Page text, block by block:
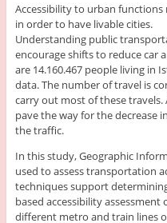
Accessibility to urban
in order to have livable cities.
Understanding public
encourage shifts to reduce car
are 14.160.467 people living in
data. The number of travel is
carry out most of these
pave the way for the decrease
the traffic.
In this study, Geographic
used to assess transportation
techniques support
based accessibility
different metro and train lines